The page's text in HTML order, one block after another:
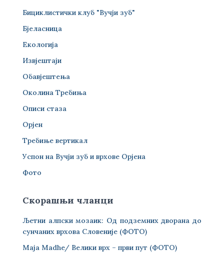
Бициклистички клуб "Вучји зуб"
Бјеласница
Екологија
Извјештаји
Обавјештења
Околина Требиња
Описи стаза
Орјен
Требиње вертикал
Успон на Вучји зуб и врхове Орјена
Фото
Скорашњи чланци
Љетни алпски мозаик: Од подземних дворана до
сунчаних врхова Словеније (ФОТО)
Maja Madhe/ Велики врх – први пут (ФОТО)